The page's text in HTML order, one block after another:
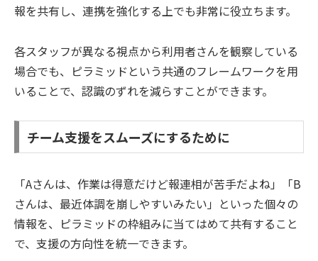
報を共有し、連携を強化する上でも非常に役立ちます。
各スタッフが異なる視点から利用者さんを観察している
場合でも、ピラミッドという共通のフレームワークを用
いることで、認識のずれを減らすことができます。
チーム支援をスムーズにするために
「Aさんは、作業は得意だけど報連相が苦手だよね」「B
さんは、最近体調を崩しやすいみたい」といった個々の
情報を、ピラミッドの枠組みに当てはめて共有すること
で、支援の方向性を統一できます。